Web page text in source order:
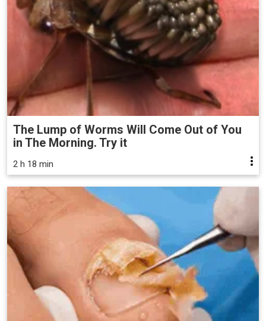
The Lump of Worms Will Come Out of You
in The Morning. Try it
2 h 18 min